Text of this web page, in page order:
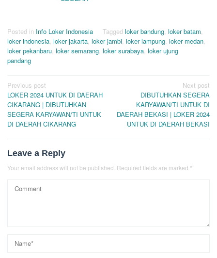
Posted in Info Loker Indonesia Tagged loker bandung, loker batam,
loker indonesia, loker jakarta, loker jambi, loker lampung, loker medan,
loker pekanbaru, loker semarang, loker surabaya, loker ujung
pandang
Post
navigation
Previous post
LOKER 2024 UNTUK DI DAERAH
CIKARANG | DIBUTUHKAN
SEGERA KARYAWAN/TI UNTUK
DI DAERAH CIKARANG
Next post
DIBUTUHKAN SEGERA
KARYAWAN/TI UNTUK DI
DAERAH BEKASI | LOKER 2024
UNTUK DI DAERAH BEKASI
Leave a Reply
Your email address will not be published. Required fields are marked *